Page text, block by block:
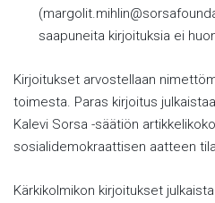
saapuneita kirjoituksia ei
Kirjoitukset arvostellaan
toimesta. Paras kirjoitus
Kalevi Sorsa -säätiön
sosialidemokraattisen aatteen
Kärkikolmikon kirjoitukset